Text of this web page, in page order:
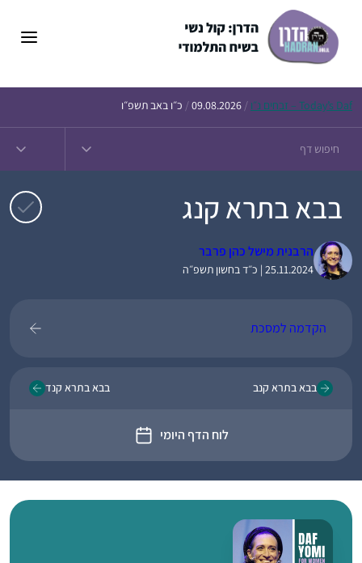
Today’s Daf – זבחים נ״ו /
09.08.2026
/ כ״ו באב תשפ״ו
בבא בתרא קנג
הרבנית מישל כהן פרבר
25.11.2024 | כ״ד בחשון תשפ״ה
הקדמה למסכת
בבא בתרא קנב
לוח הדף היומי
בבא בתרא קנד